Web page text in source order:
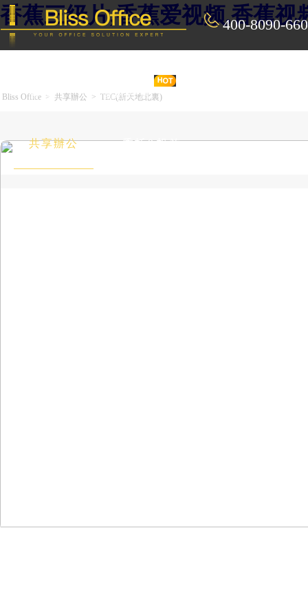
香蕉三级片,香蕉爱视频,香蕉
400-8090-660
首 頁 優選好房
共享辦公 委托&投放
Bliss Office > 共享辦公 > TEC(新天地北裏)